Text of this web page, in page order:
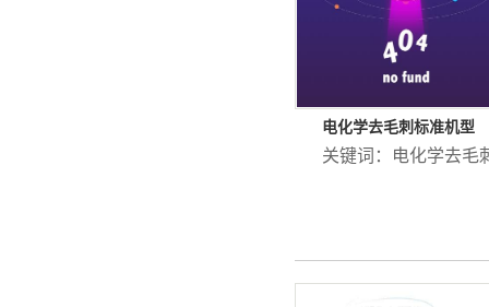
电化学去毛刺标准机型
关键词： 电化学去毛